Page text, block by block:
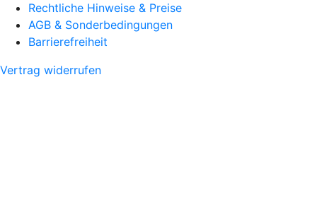
Rechtliche Hinweise & Preise
AGB & Sonderbedingungen
Barrierefreiheit
Vertrag widerrufen